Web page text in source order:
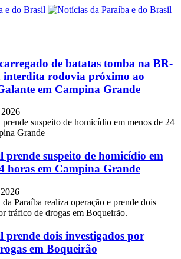
de batatas tomba na BR-
interdita rodovia próximo ao
em Campina Grande
2026
prende suspeito de homicídio em
horas em Campina Grande
prende dois investigados por
em Boqueirão